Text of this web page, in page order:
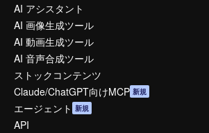
AI アシスタント
AI 画像生成ツール
AI 動画生成ツール
AI 音声合成ツール
ストックコンテンツ
Claude/ChatGPT向けMCP 新規
エージェント 新規
API